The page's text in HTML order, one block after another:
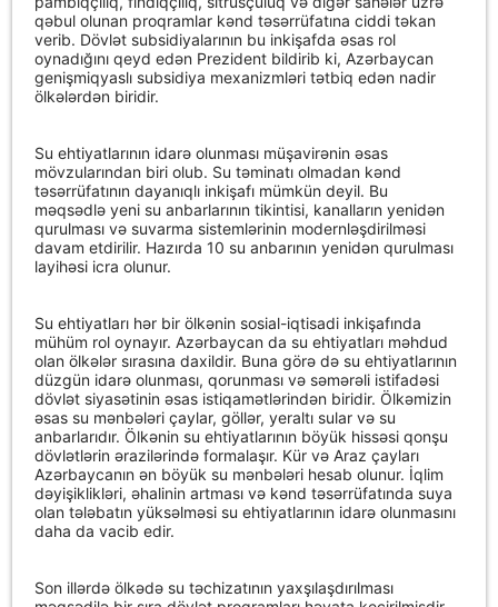
qəbul olunan proqramlar kənd təsərrüfatına ciddi təkan
verib. Dövlət subsidiyalarının bu inkişafda əsas rol
oynadığını qeyd edən Prezident bildirib ki, Azərbaycan
genişmiqyaslı subsidiya mexanizmləri tətbiq edən nadir
ölkələrdən biridir.
Su ehtiyatlarının idarə olunması müşavirənin əsas
mövzularından biri olub. Su təminatı olmadan kənd
təsərrüfatının dayanıqlı inkişafı mümkün deyil. Bu
məqsədlə yeni su anbarlarının tikintisi, kanalların yenidən
qurulması və suvarma sistemlərinin modernləşdirilməsi
davam etdirilir. Hazırda 10 su anbarının yenidən qurulması
layihəsi icra olunur.
Su ehtiyatları hər bir ölkənin sosial-iqtisadi inkişafında
mühüm rol oynayır. Azərbaycan da su ehtiyatları məhdud
olan ölkələr sırasına daxildir. Buna görə də su ehtiyatlarının
düzgün idarə olunması, qorunması və səmərəli istifadəsi
dövlət siyasətinin əsas istiqamətlərindən biridir. Ölkəmizin
əsas su mənbələri çaylar, göllər, yeraltı sular və su
anbarlarıdır. Ölkənin su ehtiyatlarının böyük hissəsi qonşu
dövlətlərin ərazilərində formalaşır. Kür və Araz çayları
Azərbaycanın ən böyük su mənbələri hesab olunur. İqlim
dəyişiklikləri, əhalinin artması və kənd təsərrüfatında suya
olan tələbatın yüksəlməsi su ehtiyatlarının idarə olunmasını
daha da vacib edir.
Son illərdə ölkədə su təchizatının yaxşılaşdırılması